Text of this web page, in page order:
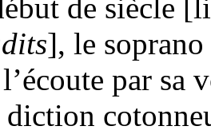
de siècle
], le
par sa